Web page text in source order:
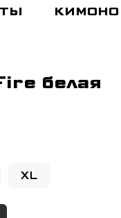
КИМОНО
белая
XL